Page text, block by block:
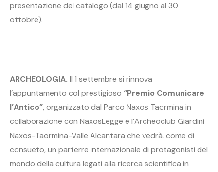
presentazione del catalogo (dal 14 giugno al 30
ottobre).
ARCHEOLOGIA. Il 1 settembre si rinnova
l’appuntamento col prestigioso “Premio Comunicare
l’Antico”, organizzato dal Parco Naxos Taormina in
collaborazione con NaxosLegge e l’Archeoclub Giardini
Naxos-Taormina-Valle Alcantara che vedrà, come di
consueto, un parterre internazionale di protagonisti del
mondo della cultura legati alla ricerca scientifica in